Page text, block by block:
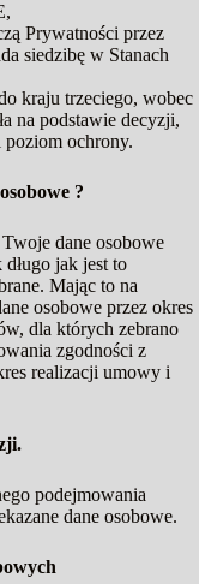
Prywatności przez
siedzibę w Stanach
kraju trzeciego, wobec
na podstawie decyzji,
poziom ochrony.
?
dane osobowe
jak jest to
Mając to na
osobowe przez okres
dla których zebrano
zgodności z
realizacji umowy i
podejmowania
dane osobowe.